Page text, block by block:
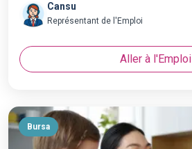
Cansu
Représentant de l'Emploi
Aller à l'Emploi
Bursa